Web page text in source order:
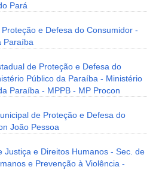
Pará
e Defesa do Consumidor -
Paraíba
de Proteção e Defesa do
Público da Paraíba - Ministério
Paraíba - MPPB - MP Procon
de Proteção e Defesa do
João Pessoa
Justiça e Direitos Humanos - Sec. de
e Prevenção à Violência -